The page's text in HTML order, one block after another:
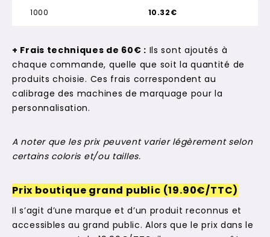
1000 10.32€
+ Frais techniques de 60€ : Ils sont ajoutés à
chaque commande, quelle que soit la quantité de
produits choisie. Ces frais correspondent au
calibrage des machines de marquage pour la
personnalisation.
A noter que les prix peuvent varier légèrement selon
certains coloris et/ou tailles.
Prix boutique grand public (19.90€/TTC)
Il s’agit d’une marque et d’un produit reconnus et
accessibles au grand public. Alors que le prix dans le